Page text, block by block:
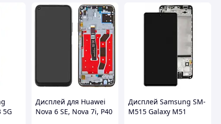
5G
Дисплей для Huawei
Nova 6 SE, Nova 7i, P40
Дисплей Samsung SM-
M515 Galaxy M51